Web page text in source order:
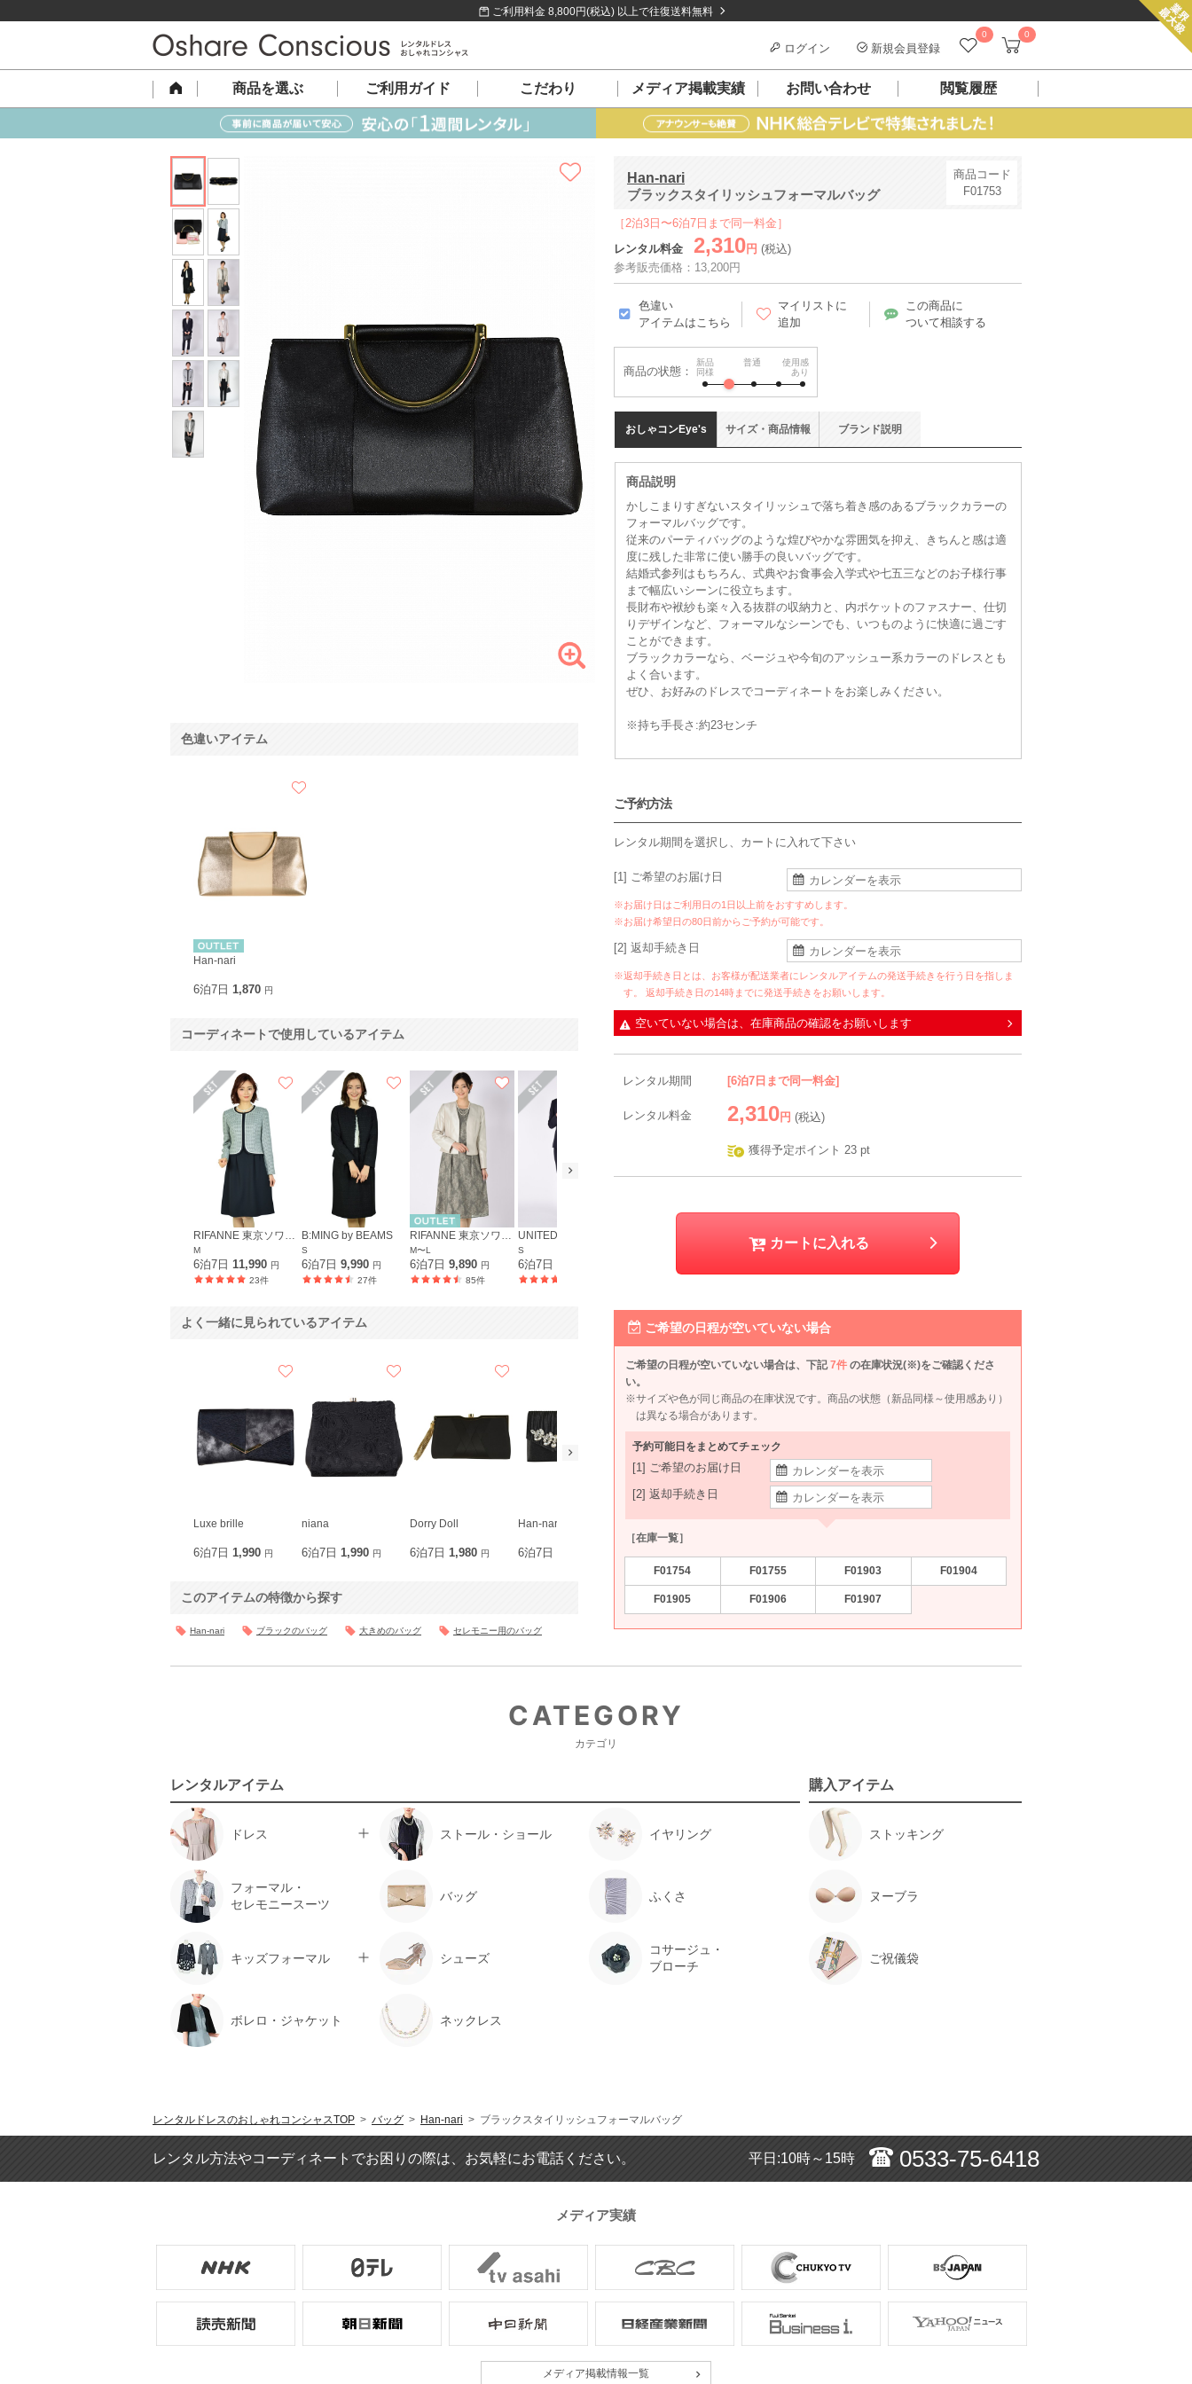
ご利用料金 8,800円(税込) 以上で往復送料無料
0 0
ログイン 新規会員登録
商品を選ぶ ご利用ガイド こだわり メディア掲載実績 お問い合わせ 閲覧履歴
Han-nari
ブラックスタイリッシュフォーマルバッグ
商品コード
F01753
［2泊3日〜6泊7日まで同一料金］
レンタル料金
2,310 円 (税込)
参考販売価格：13,200円
色違い
アイテムはこちら
マイリストに
追加
この商品に
ついて相談する
商品の状態：
新品
同様
普通
使用感
あり
おしゃコンEye's
商品説明
かしこまりすぎないスタイリッシュで落ち着き感のあるブラックカラーの
フォーマルバッグです。
従来のパーティバッグのような煌びやかな雰囲気を抑え、きちんと感は適
度に残した非常に使い勝手の良いバッグです。
結婚式参列はもちろん、式典やお食事会入学式や七五三などのお子様行事
まで幅広いシーンに役立ちます。
長財布や袱紗も楽々入る抜群の収納力と、内ポケットのファスナー、仕切
りデザインなど、フォーマルなシーンでも、いつものように快適に過ごす
ことができます。
ブラックカラーなら、ベージュや今旬のアッシュー系カラーのドレスとも
よく合います。
ぜひ、お好みのドレスでコーディネートをお楽しみください。
※持ち手長さ:約23センチ
サイズ・ 商品情報 ブランド説明
ご予約方法
レンタル期間を選択し、カートに入れて下さい
[1] ご希望のお届け日
※お届け日はご利用日の1日以上前をおすすめします。
※お届け希望日の80日前からご予約が可能です。
[2] 返却手続き日
※返却手続き日とは、お客様が配送業者にレンタルアイテムの発送手続きを行う日を指しま
す。 返却手続き日の14時までに発送手続きをお願いします。
空いていない場合は、在庫商品の確認をお願いします
レンタル期間 [6泊7日まで同一料金]
レンタル料金 2,310 円 (税込)
獲得予定ポイント 23 pt
カートに入れる
ご希望の日程が空いていない場合
ご希望の日程が空いていない場合は、下記7件 の在庫状況(※)をご確認くださ
い。
※サイズや色が同じ商品の在庫状況です。商品の状態（新品同様～使用感あり）
は異なる場合があります。
予約可能日をまとめてチェック
[1] ご希望のお届け日
[2] 返却手続き日
［在庫一覧］
F01754 F01755 F01903 F01904
F01905 F01906 F01907
色違いアイテム
Han-nari
6泊7日 1,870 円
コーディネートで使用しているアイテム
RIFANNE 東京ソワール
M
6泊7日 11,990 円
23件
B:MING by BEAMS
S
6泊7日9,990 円
27件
RIFANNE 東京ソワール
M〜L
6泊7日9,890 円
85件
S
6泊7日
GENIESOIR東京ソワール White Joola
S
よく一緒に見られているアイテム
Luxe brille
6泊7日 1,990 円
niana
6泊7日1,990 円
Dorry Doll
6泊7日1,980 円
Han-nari
6泊7日
このアイテムの特徴から探す
Han-nari ブラックのバッグ 大きめのバッグ セレモニー用のバッグ
CATEGORY
カテゴリ
レンタルアイテム
ドレス ストール・ショール イヤリング
フォーマル・
セレモニースーツ
バッグ ふくさ
キッズフォーマル シューズ
コサージュ・
ブローチ
ボレロ・ジャケット ネックレス
購入アイテム
ストッキング
ヌーブラ
ご祝儀袋
レンタルドレスのおしゃれコンシャスTOP > バッグ > Han-nari > ブラックスタイリッシュフォーマルバッグ
レンタル方法やコーディネートでお困りの際は、お気軽にお電話ください。 平日:10時～15時 0533-75-6418
メディア実績
メディア掲載情報一覧